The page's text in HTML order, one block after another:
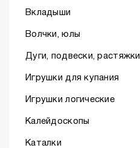
Вкладыши
Волчки, юлы
Дуги, подвески, растяжки
Игрушки для купания
Игрушки логические
Калейдоскопы
Каталки